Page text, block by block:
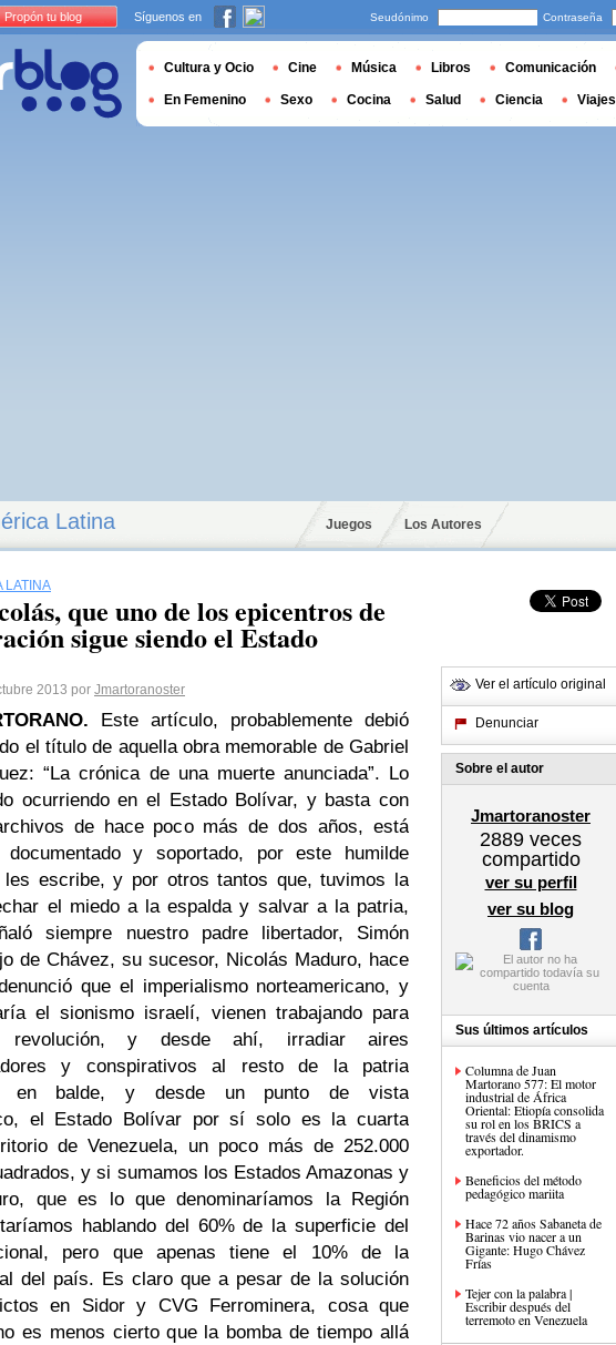
Latina Juegos Los Autores
LATINA
que uno de los epicentros de
sigue siendo el Estado
2013 por Jmartoranoster
Este artículo, probablemente debió
el título de aquella obra memorable de Gabriel
“La crónica de una muerte anunciada”. Lo
ocurriendo en el Estado Bolívar, y basta con
de hace poco más de dos años, está
documentado y soportado, por este humilde
les escribe, y por otros tantos que, tuvimos la
el miedo a la espalda y salvar a la patria,
siempre nuestro padre libertador, Simón
de Chávez, su sucesor, Nicolás Maduro, hace
que el imperialismo norteamericano, y
el sionismo israelí, vienen trabajando para
revolución, y desde ahí, irradiar aires
y conspirativos al resto de la patria
en balde, y desde un punto de vista
el Estado Bolívar por sí solo es la cuarta
de Venezuela, un poco más de 252.000
y si sumamos los Estados Amazonas y
que es lo que denominaríamos la Región
hablando del 60% de la superficie del
pero que apenas tiene el 10% de la
del país. Es claro que a pesar de la solución
en Sidor y CVG Ferrominera, cosa que
es menos cierto que la bomba de tiempo allá
Ver el artículo original
Denunciar
Sobre el autor
Jmartoranoster
2889 veces
compartido
ver su perfil
ver su blog
Sus últimos artículos
Columna de Juan
Martorano 577: El motor
industrial de África
Oriental: Etiopía consolida
su rol en los BRICS a
través del dinamismo
exportador.
Beneficios del método
pedagógico mariita
Hace 72 años Sabaneta de
Barinas vio nacer a un
Gigante: Hugo Chávez
Frías
Tejer con la palabra |
Escribir después del
terremoto en Venezuela
Propón tu blog Síguenos en Seudónimo Contraseña
Cultura y Ocio Cine Música Libros Comunicación
En Femenino Sexo Cocina Salud Ciencia Viajes